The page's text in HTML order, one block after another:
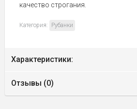
качество строгания.
Категория: Рубанки
Характеристики:
Отзывы (0)